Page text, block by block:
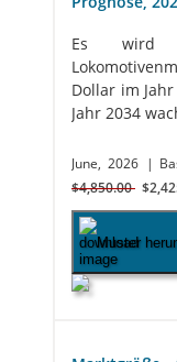
Es wird
Dollar im
Jahr 2034
June, 2026 |
$4,850.00
Muster